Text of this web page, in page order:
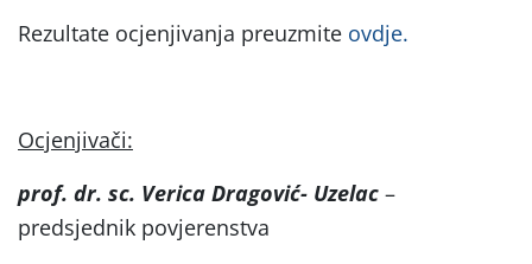
Rezultate ocjenjivanja preuzmite ovdje.
Ocjenjivači:
prof. dr. sc. Verica Dragović- Uzelac –
predsjednik povjerenstva